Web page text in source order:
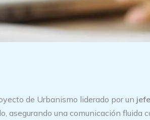
de Urbanismo liderado por un
asegurando una comunicación